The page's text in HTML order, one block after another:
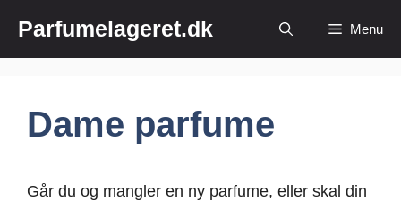
Parfumelageret.dk Menu
Dame parfume
Går du og mangler en ny parfume, eller skal din